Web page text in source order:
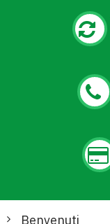
Benvenuti